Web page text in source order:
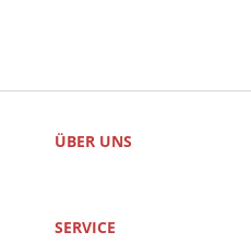
ÜBER UNS
SERVICE